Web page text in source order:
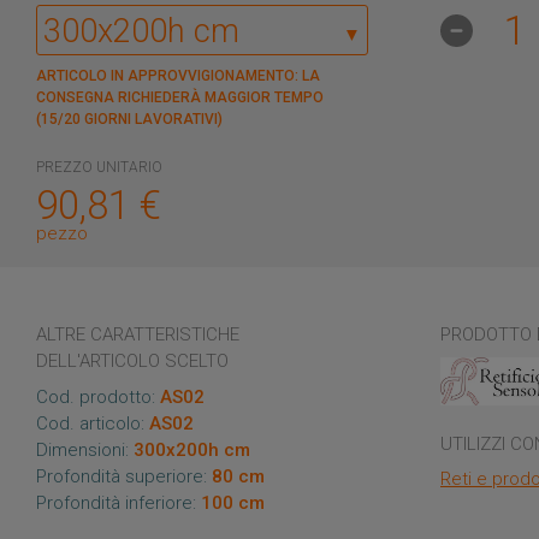
▼
ARTICOLO IN APPROVVIGIONAMENTO: LA
CONSEGNA RICHIEDERÀ MAGGIOR TEMPO
(15/20 GIORNI LAVORATIVI)
PREZZO UNITARIO
90,81 €
pezzo
ALTRE CARATTERISTICHE
DELL'ARTICOLO SCELTO
Cod. prodotto: AS02
Cod. articolo: AS02
Dimensioni: 300x200h cm
Profondità superiore: 80 cm
Profondità inferiore: 100 cm
PRODOTTO
UTILIZZI
Reti e